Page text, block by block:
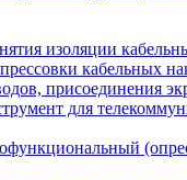
изоляции
кабельных
присоединения
для